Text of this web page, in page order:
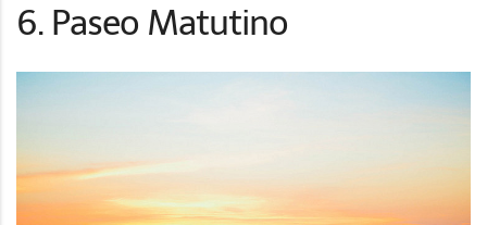
6. Paseo Matutino